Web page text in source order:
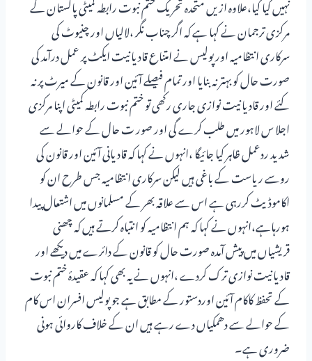
مرکزی ترجمان نے کہا ہے کہ اگر چناب نگر ،لالیاں اور چنیوٹ کی
سرکاری انتظامیہ اور پولیس نے امتناع قادیانیت ایکٹ پر عمل درآمد کی
صورت حال کو بہتر نہ بنایا اور تمام فیصلے آئین اور قانون کے میرٹ پر نہ
کئے اور قادیانیت نوازی جاری رکھی تو ختم نبوت رابطہ کمیٹی اپنا مرکزی
اجلا س لاہور میں طلب کرے گی اور صور ت حال کے حوالے سے
شدید ردعمل ظاہر کیا جائیگا ،انہوں نے کہا کہ قادیانی آئین اور قانون کی
روسے ریاست کے باغی ہیں لیکن سرکاری انتظامیہ جس طرح ان کو
اکاموڈیٹ کررہی ہے اس سے علاقہ بھر کے مسلمانوں میں اشتعال پیدا
ہورہاہے،انہوں نے کہا کہ ہم انتظامیہ کو انتباہ کرتے ہیں کہ چھنی
قریشیاں میں پیش آمدہ صورت حال کو قانون کے دائرے میں دیکھے اور
قادیانیت نوازی ترک کردے ،انہوں نے یہ بھی کہا کہ عقیدۂ ختم نبوت
کے تحفظ کاکام آئین اوردستور کے مطابق ہے جو پولیس افسران اس کام
کے حوالے سے دھمکیاں دے رہے ہیں ان کے خلاف کاروائی ہونی
ضروری ہے۔